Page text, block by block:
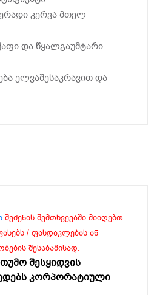
კერვა მთელ
და წყალგაუმტარი
ელვაშესაკრავით და
შეძენის შემთხვევაში მიიღებთ
/ ფასდაკლებას ან
შესაბამისად.
შესყიდვის
კორპორატიული